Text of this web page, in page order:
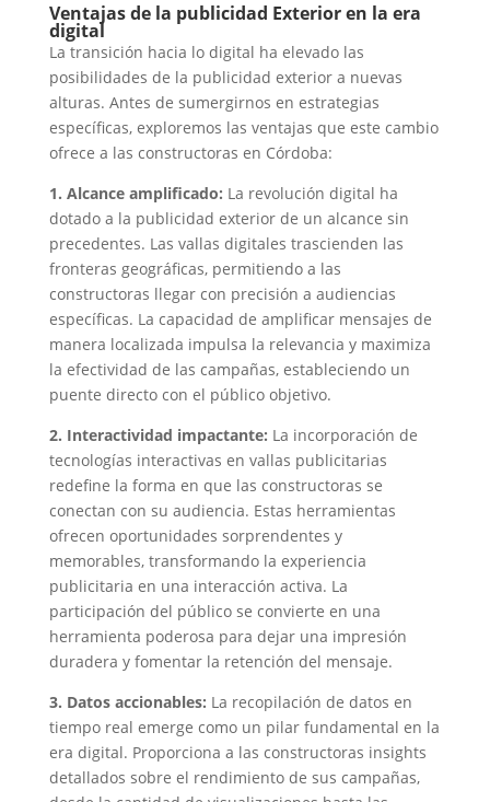
Ventajas de la publicidad Exterior en la era
digital
La transición hacia lo digital ha elevado las
posibilidades de la publicidad exterior a nuevas
alturas. Antes de sumergirnos en estrategias
específicas, exploremos las ventajas que este cambio
ofrece a las constructoras en Córdoba:
1. Alcance amplificado: La revolución digital ha
dotado a la publicidad exterior de un alcance sin
precedentes. Las vallas digitales trascienden las
fronteras geográficas, permitiendo a las
constructoras llegar con precisión a audiencias
específicas. La capacidad de amplificar mensajes de
manera localizada impulsa la relevancia y maximiza
la efectividad de las campañas, estableciendo un
puente directo con el público objetivo.
2. Interactividad impactante: La incorporación de
tecnologías interactivas en vallas publicitarias
redefine la forma en que las constructoras se
conectan con su audiencia. Estas herramientas
ofrecen oportunidades sorprendentes y
memorables, transformando la experiencia
publicitaria en una interacción activa. La
participación del público se convierte en una
herramienta poderosa para dejar una impresión
duradera y fomentar la retención del mensaje.
3. Datos accionables: La recopilación de datos en
tiempo real emerge como un pilar fundamental en la
era digital. Proporciona a las constructoras insights
detallados sobre el rendimiento de sus campañas,